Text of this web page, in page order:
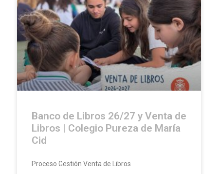
Banco de Libros 26/27 y Venta de
Libros | Colegio Pureza de María
Cid
Proceso Gestión Venta de Libros